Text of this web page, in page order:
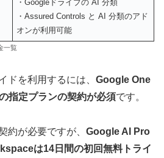
・Googleドライブの AI 分類
・Assured Controls と AI 分類のアド
オンが利用可能
一覧
ドを利用するには、 Google One
指定プランの契約が必須です。
約が必要ですが、 Google AI Pro
は14日間の初回無料トライ